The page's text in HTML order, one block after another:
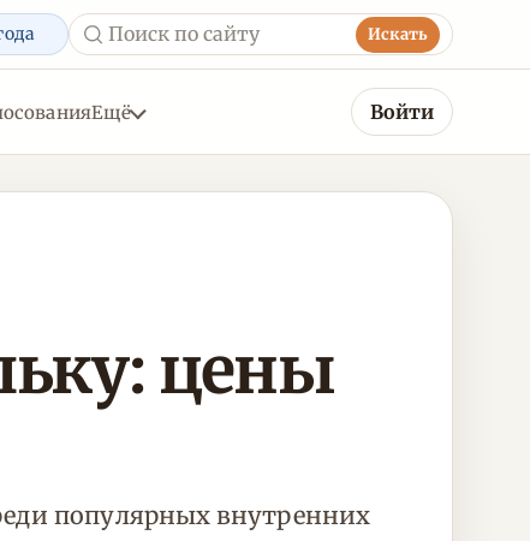
Искать
Ещё Войти
цены
популярных внутренних